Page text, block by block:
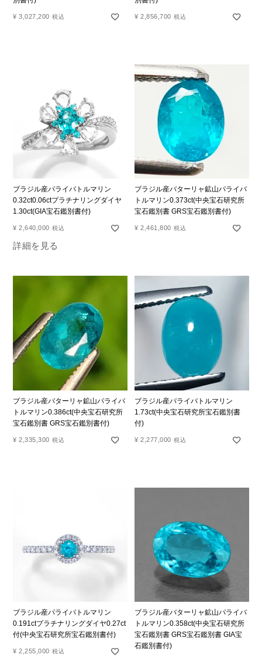
¥ 3,027,200 税込 ¥ 2,856,700 税込
ブラジル産パライバトルマリン
0.32ct0.06ctプラチナリングダイヤ
1.30ct(GIA宝石鑑別書付)
¥ 2,640,000 税込
詳細を見る
ブラジル産バターリャ鉱山パライバ
トルマリン0.373ct(中央宝石研究所
宝石鑑別書 GRS宝石鑑別書付)
¥ 2,461,800 税込
ブラジル産バターリャ鉱山パライバ
トルマリン0.386ct(中央宝石研究所
宝石鑑別書 GRS宝石鑑別書付)
¥ 2,335,300 税込
ブラジル産パライバトルマリン
1.73ct(中央宝石研究所宝石鑑別書
付)
¥ 2,277,000 税込
ブラジル産パライバトルマリン
0.191ctプラチナリングダイヤ0.27ct
付(中央宝石研究所宝石鑑別書付)
¥ 2,255,000 税込
ブラジル産バターリャ鉱山パライバ
トルマリン0.358ct(中央宝石研究所
宝石鑑別書 GRS宝石鑑別書 GIA宝
石鑑別書付)